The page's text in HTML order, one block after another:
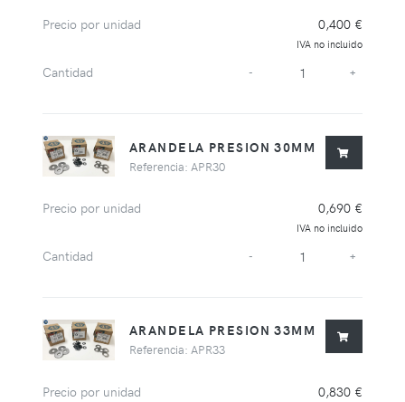
Precio por unidad 0,400 €
IVA no incluido
Cantidad - +
ARANDELA PRESION 30MM
Referencia: APR30
Precio por unidad 0,690 €
IVA no incluido
Cantidad - +
ARANDELA PRESION 33MM
Referencia: APR33
Precio por unidad 0,830 €